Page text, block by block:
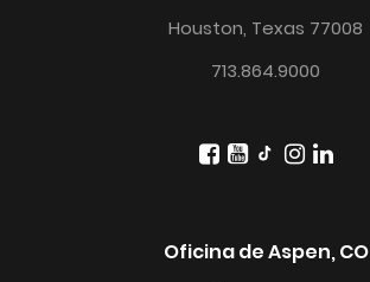
Houston, Texas 77008
713.864.9000
Oficina de Aspen, CO